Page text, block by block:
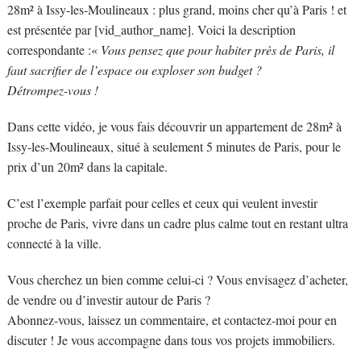
28m² à Issy-les-Moulineaux : plus grand, moins cher qu’à Paris ! et
est présentée par [vid_author_name]. Voici la description
correspondante :«Vous pensez que pour habiter près de Paris, il
faut sacrifier de l’espace ou exploser son budget ?
Détrompez-vous !
Dans cette vidéo, je vous fais découvrir un appartement de 28m² à
Issy-les-Moulineaux, situé à seulement 5 minutes de Paris, pour le
prix d’un 20m² dans la capitale.
C’est l’exemple parfait pour celles et ceux qui veulent investir
proche de Paris, vivre dans un cadre plus calme tout en restant ultra
connecté à la ville.
Vous cherchez un bien comme celui-ci ? Vous envisagez d’acheter,
de vendre ou d’investir autour de Paris ?
Abonnez-vous, laissez un commentaire, et contactez-moi pour en
discuter ! Je vous accompagne dans tous vos projets immobiliers.